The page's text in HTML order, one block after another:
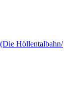
Höllentalbahn/